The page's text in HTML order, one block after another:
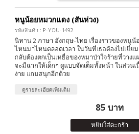
หนูน้อยหมวกแดง (สันห่วง)
รหัสสินค้า : P-YOU-1492
นิทาน 2 ภาษา อังกฤษ-ไทย เรื่องราวของหนู
ไหนมาไหนตลอดเวลา ในวันที่เธอต้องไปเยี่
กลับต้องตกเป็นเหยื่อของหมาป่าใจร้ายที่วางแ
จะมีฉากให้เด็กๆ ดูแบบจัดเต็มทั้งหน้า ในส่วนเ
ง่าย แถมสนุกอีกด้วย
ดูรายละเอียดเพิ่มเติม
85 บาท
หยิบใส่ตะกร้า